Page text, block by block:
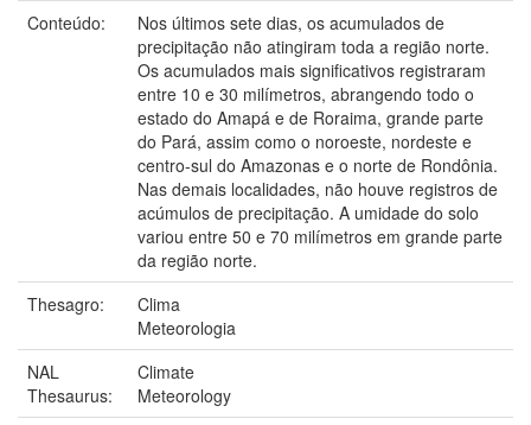
Conteúdo:
Nos últimos sete dias, os acumulados de
precipitação não atingiram toda a região norte.
Os acumulados mais significativos registraram
entre 10 e 30 milímetros, abrangendo todo o
estado do Amapá e de Roraima, grande parte
do Pará, assim como o noroeste, nordeste e
centro-sul do Amazonas e o norte de Rondônia.
Nas demais localidades, não houve registros de
acúmulos de precipitação. A umidade do solo
variou entre 50 e 70 milímetros em grande parte
da região norte.
Thesagro:
Clima
Meteorologia
NAL
Thesaurus:
Climate
Meteorology